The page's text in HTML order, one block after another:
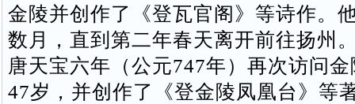
金陵并创作了《登瓦官阁》等诗作。
数月，直到第二年春天离开前往扬州
唐天宝六年（公元747年）再次访问
47岁，并创作了《登金陵凤凰台》等